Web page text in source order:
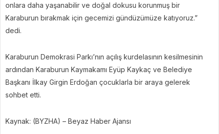
onlara daha yaşanabilir ve doğal dokusu korunmuş bir
Karaburun bırakmak için gecemizi gündüzümüze katıyoruz.”
dedi.
Karaburun Demokrasi Parkı’nın açılış kurdelasının kesilmesinin
ardından Karaburun Kaymakamı Eyüp Kaykaç ve Belediye
Başkanı İlkay Girgin Erdoğan çocuklarla bir araya gelerek
sohbet etti.
Kaynak: (BYZHA) – Beyaz Haber Ajansı